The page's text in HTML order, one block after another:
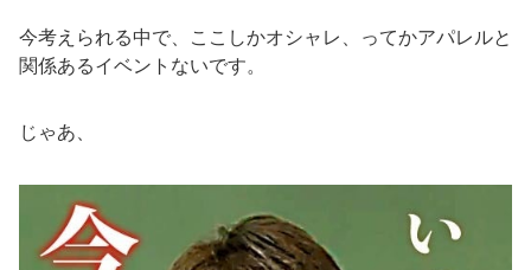
今考えられる中で、ここしかオシャレ、ってかアパレルと
関係あるイベントないです。
じゃあ、